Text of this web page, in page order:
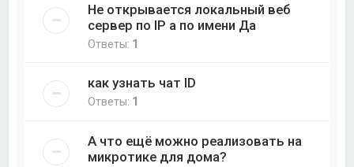
Не открывается локальный веб
сервер по IP а по имени Да
Ответы: 1
как узнать чат ID
Ответы: 1
А что ещё можно реализовать на
микротике для дома?